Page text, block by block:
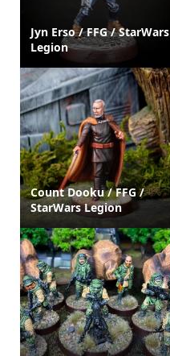
Jyn Erso / FFG / StarWars
Legion
Count Dooku / FFG /
StarWars Legion